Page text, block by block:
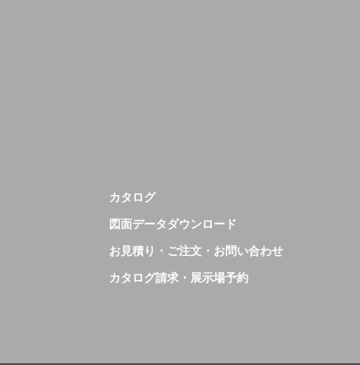
カタログ
図面データダウンロード
お見積り・ご注文・お問い合わせ
カタログ請求・展示場予約